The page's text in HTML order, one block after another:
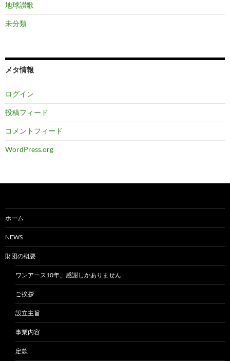
地球讃歌
未分類
メタ情報
ログイン
投稿フィード
コメントフィード
WordPress.org
ホーム
NEWS
財団の概要
ワンアース10年、感謝しかありません
ご挨拶
設立主旨
事業内容
定款